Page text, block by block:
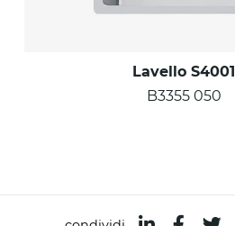
Lavello S4001
B3355 050